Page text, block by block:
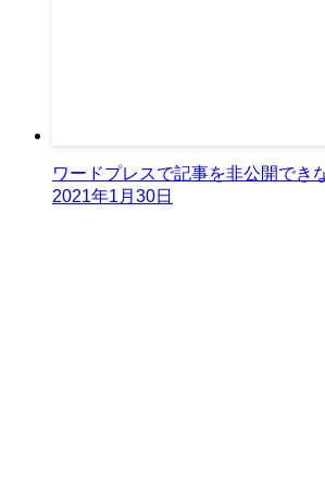
ワードプレスで記事を非公開でき
2021年1月30日